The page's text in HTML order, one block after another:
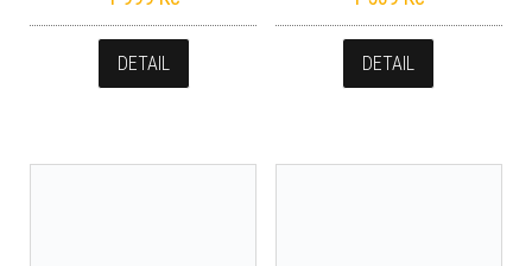
DETAIL DETAIL